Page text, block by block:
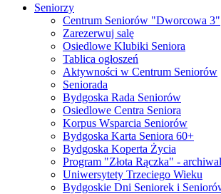
Seniorzy
Centrum Seniorów "Dworcowa 3"
Zarezerwuj salę
Osiedlowe Klubiki Seniora
Tablica ogłoszeń
Aktywności w Centrum Seniorów
Seniorada
Bydgoska Rada Seniorów
Osiedlowe Centra Seniora
Korpus Wsparcia Seniorów
Bydgoska Karta Seniora 60+
Bydgoska Koperta Życia
Program "Złota Rączka" -
Uniwersytety Trzeciego Wieku
Bydgoskie Dni Seniorek i